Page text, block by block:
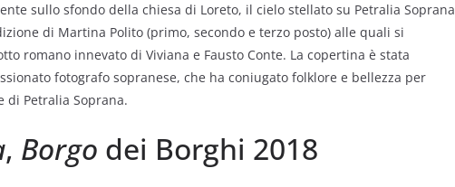
sullo sfondo della chiesa di Loreto, il cielo stellato su Petralia Soprana
di Martina Polito (primo, secondo e terzo posto) alle quali si
romano innevato di Viviana e Fausto Conte. La copertina è stata
fotografo sopranese, che ha coniugato folklore e bellezza per
di Petralia Soprana.
, Borgo dei Borghi 2018